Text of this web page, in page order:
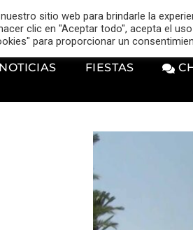
NOTICIAS FIESTAS
sitio web para brindarle la
clic en "Aceptar todo", acepta el
para proporcionar un